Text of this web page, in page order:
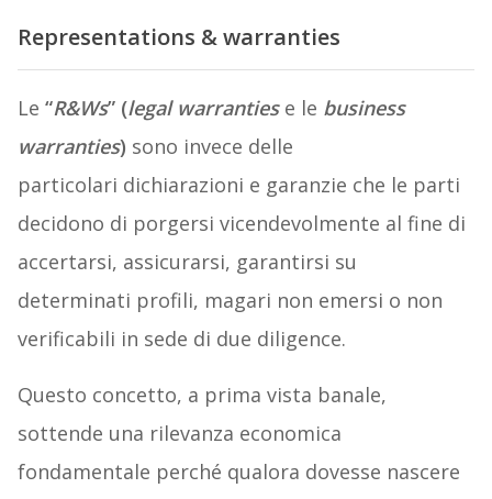
Representations & warranties
Le “R&Ws” (legal warranties e le business
warranties) sono invece delle
particolari dichiarazioni e garanzie che le parti
decidono di porgersi vicendevolmente al fine di
accertarsi, assicurarsi, garantirsi su
determinati profili, magari non emersi o non
verificabili in sede di due diligence.
Questo concetto, a prima vista banale,
sottende una rilevanza economica
fondamentale perché qualora dovesse nascere